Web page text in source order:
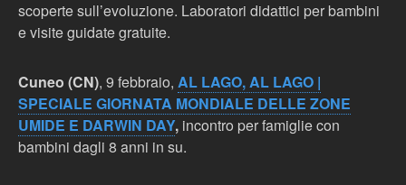
scoperte sull’evoluzione. Laboratori didattici per bambini
e visite guidate gratuite.
Cuneo (CN), 9 febbraio, AL LAGO, AL LAGO |
SPECIALE GIORNATA MONDIALE DELLE ZONE
UMIDE E DARWIN DAY, incontro per famiglie con
bambini dagli 8 anni in su.